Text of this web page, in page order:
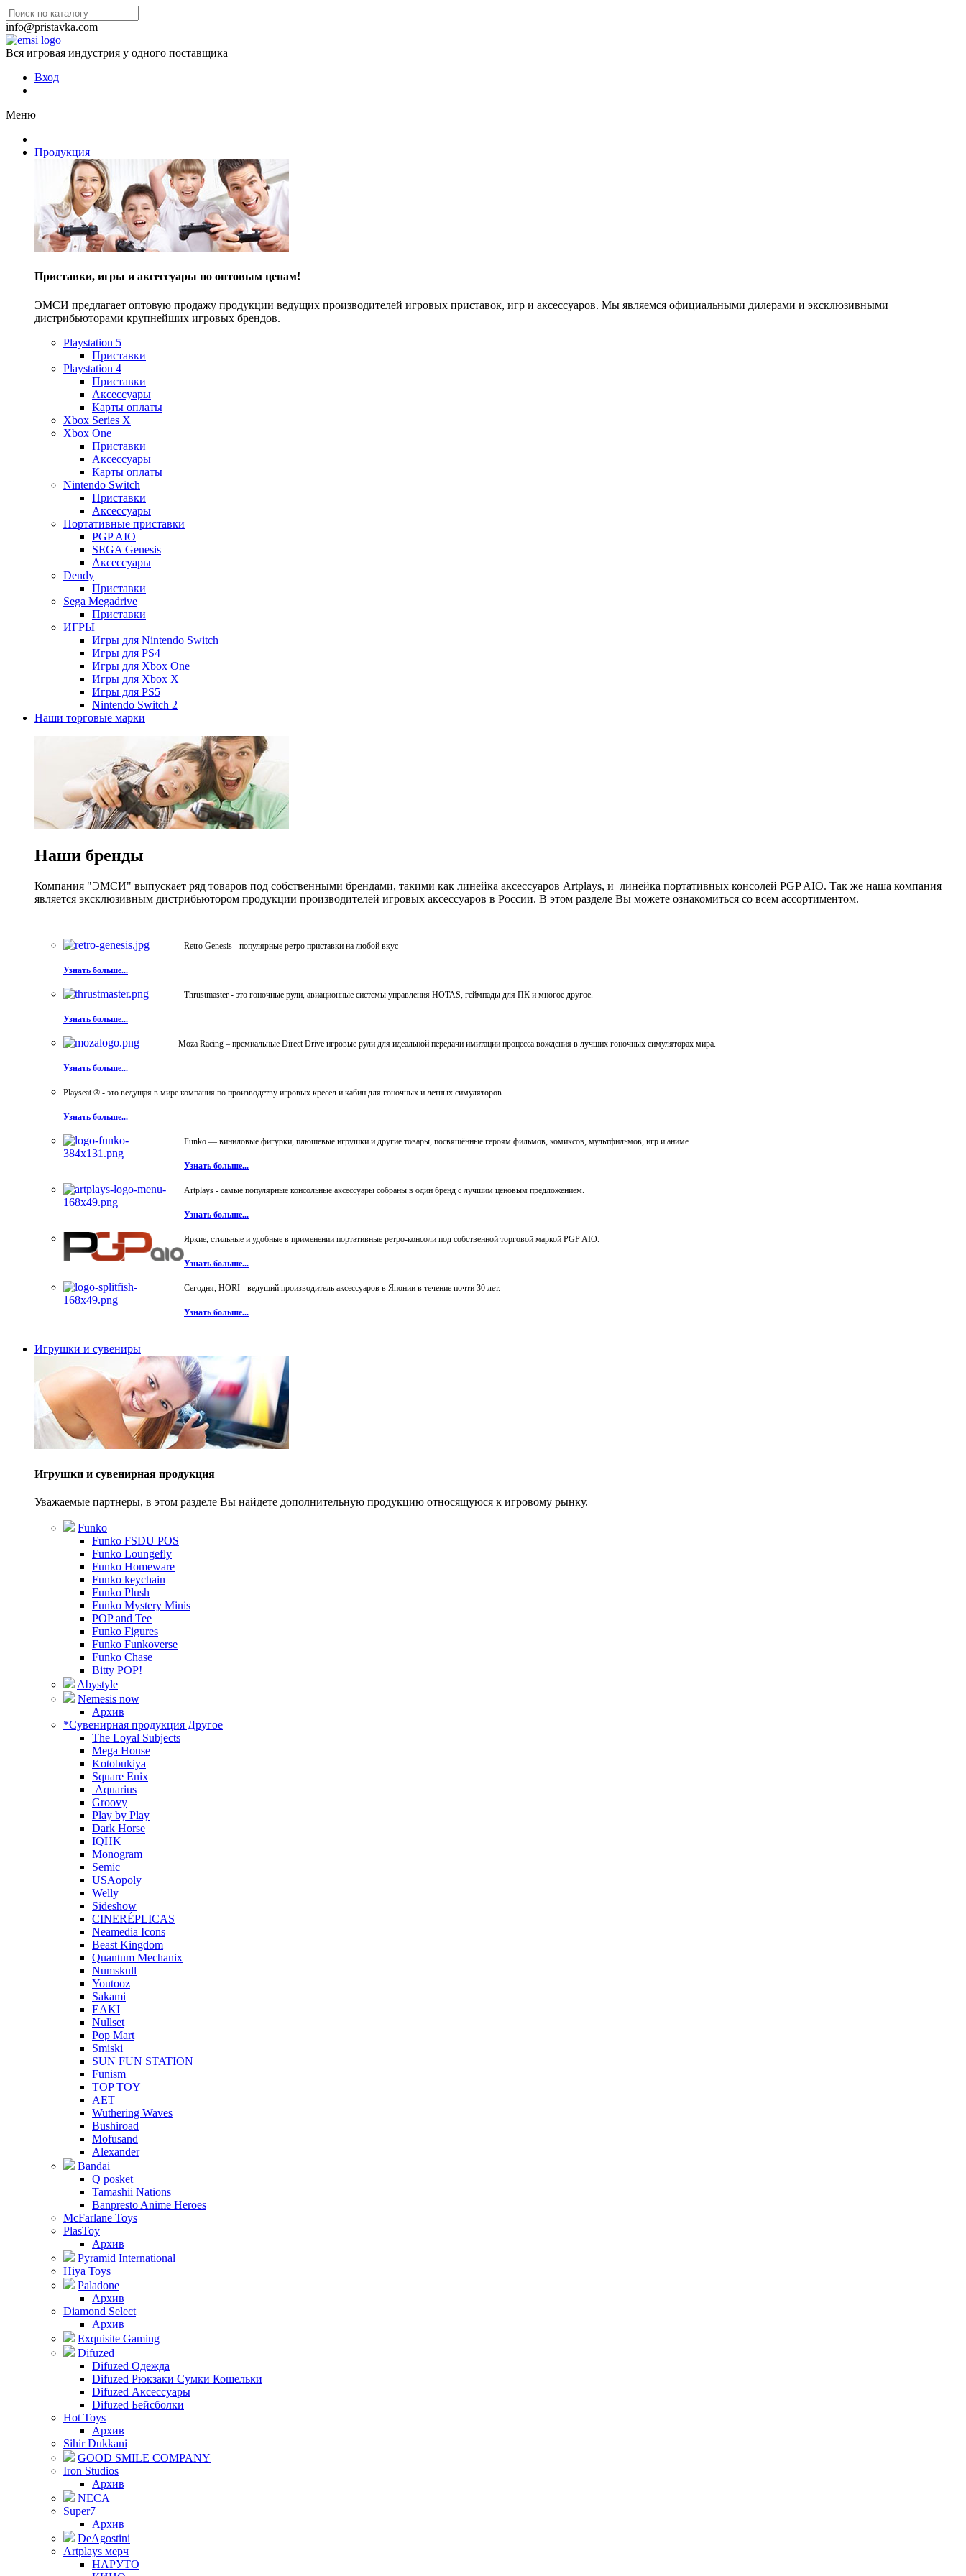
info@pristavka.com
Вся игровая индустрия у одного поставщика
Вход
Меню
Продукция
Приставки, игры и аксессуары по оптовым ценам!
ЭМСИ предлагает оптовую продажу продукции ведущих производителей игровых приставок, игр и аксессуаров. Мы являемся официальными дилерами и эксклюзивными
дистрибьюторами крупнейших игровых брендов.
Playstation 5
Приставки
Playstation 4
Приставки
Аксессуары
Карты оплаты
Xbox Series X
Xbox One
Приставки
Аксессуары
Карты оплаты
Nintendo Switch
Приставки
Аксессуары
Портативные приставки
PGP AIO
SEGA Genesis
Аксессуары
Dendy
Приставки
Sega Megadrive
Приставки
ИГРЫ
Игры для Nintendo Switch
Игры для PS4
Игры для Xbox One
Игры для Xbox X
Игры для PS5
Nintendo Switch 2
Наши торговые марки
Наши бренды
Компания "ЭМСИ" выпускает ряд товаров под собственными брендами, такими как линейка аксессуаров Artplays, и линейка портативных консолей PGP AIO. Так же наша компания
является эксклюзивным дистрибьютором продукции производителей игровых аксессуаров в России. В этом разделе Вы можете ознакомиться со всем ассортиментом.
Retro Genesis - популярные ретро приставки на любой вкус
Узнать больше...
Thrustmaster - это гоночные рули, авиационные системы управления HOTAS, геймпады для ПК и многое другое.
Узнать больше...
Moza Racing – премиальные Direct Drive игровые рули для идеальной передачи имитации процесса вождения в лучших гоночных симуляторах мира.
Узнать больше...
Playseat ® - это ведущая в мире компания по производству игровых кресел и кабин для гоночных и летных симуляторов.
Узнать больше...
Funko — виниловые фигурки, плюшевые игрушки и другие товары, посвящённые героям фильмов, комиксов, мультфильмов, игр и аниме.
Узнать больше...
Artplays - самые популярные консольные аксессуары собраны в один бренд с лучшим ценовым предложением.
Узнать больше...
Яркие, стильные и удобные в применении портативные ретро-консоли под собственной торговой маркой PGP AIO.
Узнать больше...
Сегодня, HORI - ведущий производитель аксессуаров в Японии в течение почти 30 лет.
Узнать больше...
Игрушки и сувениры
Игрушки и сувенирная продукция
Уважаемые партнеры, в этом разделе Вы найдете дополнительную продукцию относящуюся к игровому рынку.
Funko
Funko FSDU POS
Funko Loungefly
Funko Homeware
Funko keychain
Funko Plush
Funko Mystery Minis
POP and Tee
Funko Figures
Funko Funkoverse
Funko Chase
Bitty POP!
Abystyle
Nemesis now
Архив
*Сувенирная продукция Другое
The Loyal Subjects
Mega House
Kotobukiya
Square Enix
Aquarius
Groovy
Play by Play
Dark Horse
IQHK
Monogram
Semic
USAopoly
Welly
Sideshow
CINERÉPLICAS
Neamedia Icons
Beast Kingdom
Quantum Mechanix
Numskull
Youtooz
Sakami
EAKI
Nullset
Pop Mart
Smiski
SUN FUN STATION
Funism
TOP TOY
AET
Wuthering Waves
Bushiroad
Mofusand
Alexander
Bandai
Q posket
Tamashii Nations
Banpresto Anime Heroes
McFarlane Toys
PlasToy
Архив
Pyramid International
Hiya Toys
Paladone
Архив
Diamond Select
Архив
Exquisite Gaming
Difuzed
Difuzed Одежда
Difuzed Рюкзаки Сумки Кошельки
Difuzed Аксессуары
Difuzed Бейсболки
Hot Toys
Архив
Sihir Dukkani
GOOD SMILE COMPANY
Iron Studios
Архив
NECA
Super7
Архив
DeAgostini
Artplays мерч
НАРУТО